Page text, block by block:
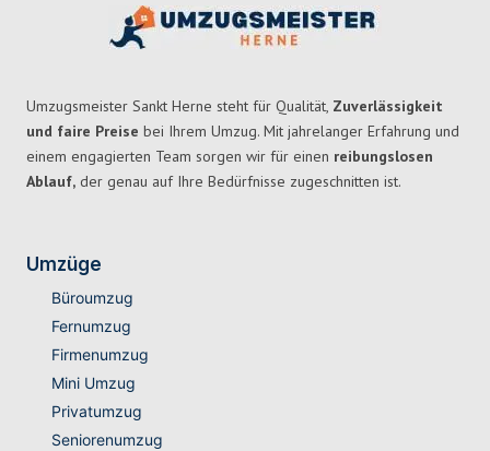
Umzugsmeister Sankt Herne steht für Qualität, Zuverlässigkeit
und faire Preise bei Ihrem Umzug. Mit jahrelanger Erfahrung und
einem engagierten Team sorgen wir für einen reibungslosen
Ablauf, der genau auf Ihre Bedürfnisse zugeschnitten ist.
Umzüge
Büroumzug
Fernumzug
Firmenumzug
Mini Umzug
Privatumzug
Seniorenumzug